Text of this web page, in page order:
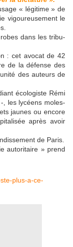
« légi­time » de
vigou­reu­se­ment le
dans les tri­bu­
: cet avo­cat de 42
de la défense des
des auteurs de
éco­lo­giste Rémi
, les lycéens moles­
jaunes ou encore
après avoir
de Paris.
auto­ri­taire » prend
plus-a-ce-